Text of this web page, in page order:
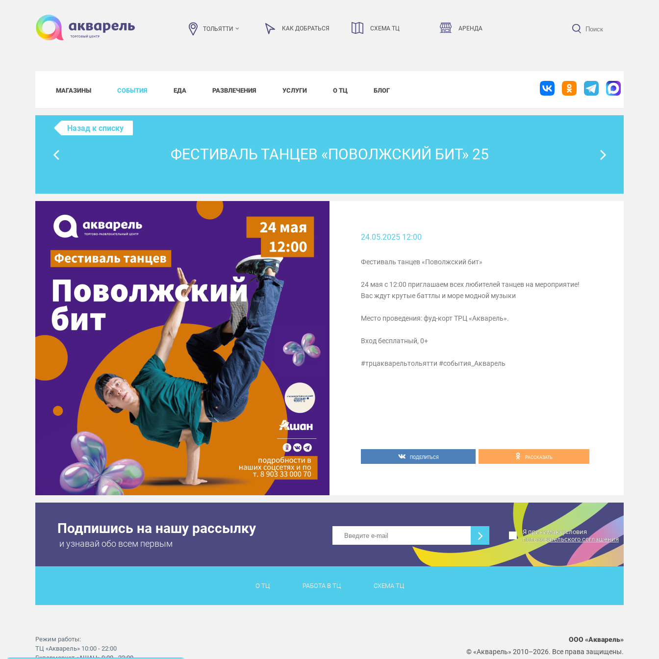
ТОЛЬЯТТИ КАК ДОБРАТЬСЯ СХЕМА ТЦ АРЕНДА
МАГАЗИНЫ СОБЫТИЯ ЕДА РАЗВЛЕЧЕНИЯ УСЛУГИ О ТЦ БЛОГ
Назад к списку
ФЕСТИВАЛЬ ТАНЦЕВ «ПОВОЛЖСКИЙ БИТ» 25
24.05.2025 12:00
Фестиваль танцев «Поволжский бит»
24 мая с 12:00 приглашаем всех любителей танцев на мероприятие!
Вас ждут крутые баттлы и море модной музыки
Место проведения: фуд-корт ТРЦ «Акварель».
Вход бесплатный, 0+
#трцакварельтольятти #события_Акварель
ПОДЕЛИТЬСЯ РАССКАЗАТЬ
Подпишись на нашу рассылку
и узнавай обо всем первым
Я принимаю условия
пользовательского соглашения
О ТЦ РАБОТА В ТЦ СХЕМА ТЦ
Режим работы:
ТЦ «Акварель» 10:00 - 22:00
ООО «Акварель»
© «Акварель» 2010–2026. Все права защищены.